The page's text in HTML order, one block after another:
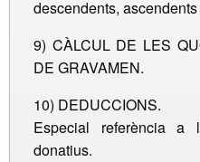
descendents,
9) CÀLCUL DE LES
DE GRAVAMEN.
10) DEDUCCIONS.
Especial referència a
donatius.